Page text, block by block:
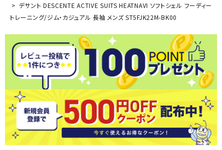
デサント DESCENTE ACTIVE SUITS HEATNAVI ソフトシェル フーディー
トレーニング/ジム・カジュアル 長袖 メンズ ST5FJK22M-BK00